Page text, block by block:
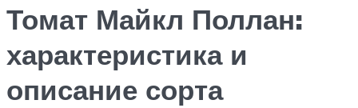
Томат Майкл Поллан:
характеристика и
описание сорта